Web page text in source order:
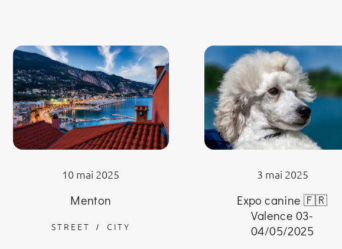
10 mai 2025
Menton
STREET CITY
3 mai 2025
Expo canine 🇫🇷
Valence 03-
04/05/2025